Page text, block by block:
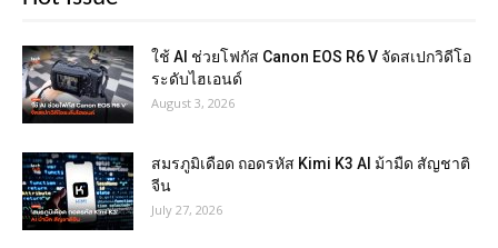
ใช้ AI ช่วยโฟกัส Canon EOS R6 V จัดสเปกวิดีโอ
ระดับไฮเอนด์
August 3, 2026
สมรภูมิเดือด ถอดรหัส Kimi K3 AI ม้ามืด สัญชาติ
จีน
July 27, 2026